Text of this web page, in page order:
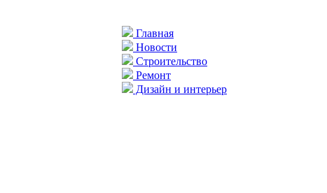
Главная
Новости
Строительство
Ремонт
Дизайн и интерьер